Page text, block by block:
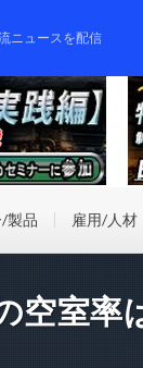
ニュースを配信
製品 雇用/人材
空室率